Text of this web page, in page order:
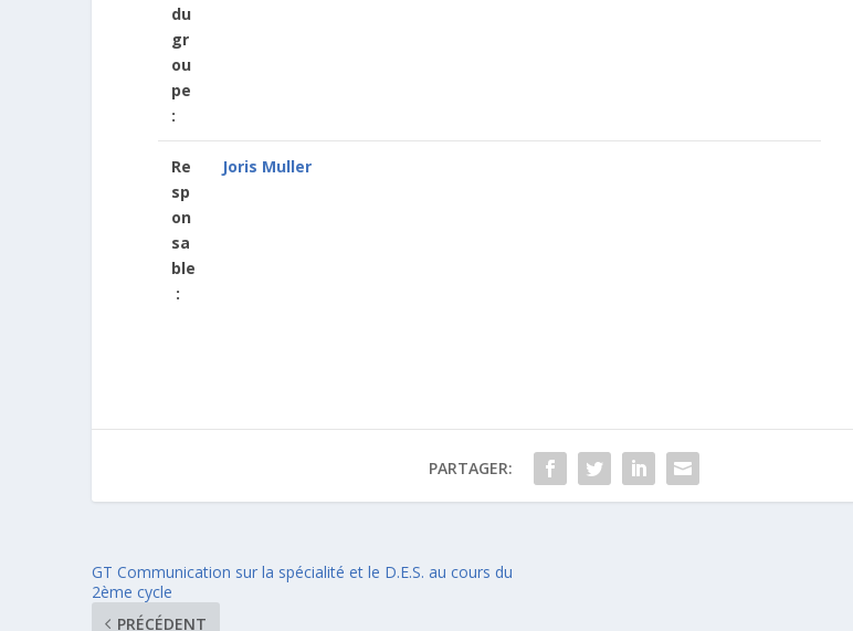
du
gr
ou
pe
:
Re
sp
on
sa
ble
:
Joris Muller
PARTAGER:
GT Communication sur la spécialité et le D.E.S. au cours du
2ème cycle
PRÉCÉDENT